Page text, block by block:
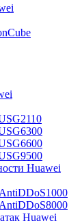
Huawei
Huawei